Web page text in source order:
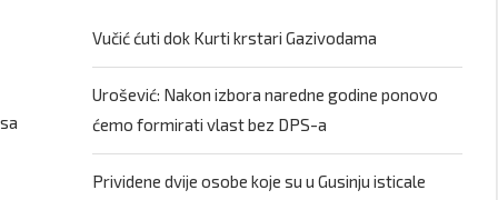
Vučić ćuti dok Kurti krstari Gazivodama
Urošević: Nakon izbora naredne godine ponovo
ćemo formirati vlast bez DPS-a
Prividene dvije osobe koje su u Gusinju isticale